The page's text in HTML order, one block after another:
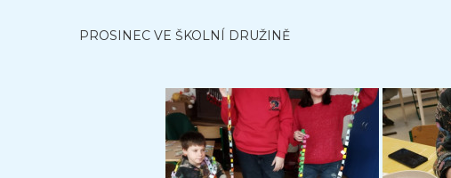
PROSINEC VE ŠKOLNÍ DRUŽINĚ